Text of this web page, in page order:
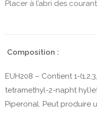
Placer à l’abri des
Composition :
EUH208 – Contient 1-
tetramethyl-2-napht
Piperonal. Peut produire